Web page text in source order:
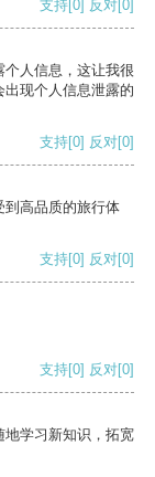
支持 [0] 反对 [0]
人信息，这让我很
现个人信息泄露的
支持[0] 反对[0]
到高品质的旅行体
支持[0] 反对[0]
支持[0] 反对[0]
地学习新知识，拓宽